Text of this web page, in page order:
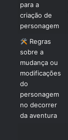
para a
criação de
personagem
Regras
sobre a
mudança ou
modificações
do
personagem
no decorrer
da aventura